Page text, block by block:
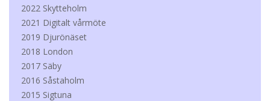
2022 Skytteholm
2021 Digitalt vårmöte
2019 Djurönäset
2018 London
2017 Säby
2016 Såstaholm
2015 Sigtuna